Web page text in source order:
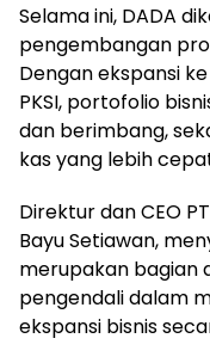
Selama ini, DADA
pengembangan
Dengan ekspansi
PKSI, portofolio
dan berimbang,
kas yang lebih
Direktur dan CEO
Bayu Setiawan,
merupakan bagian
pengendali dalam
ekspansi bisnis